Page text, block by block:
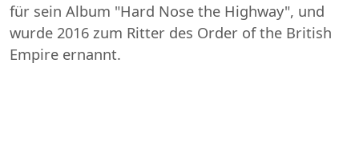
für sein Album "Hard Nose the Highway", und
wurde 2016 zum Ritter des Order of the British
Empire ernannt.